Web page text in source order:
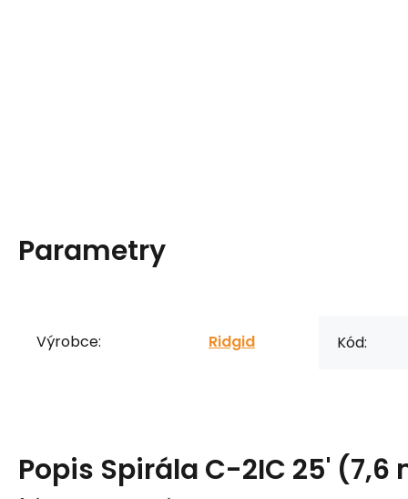
Parametry
Výrobce: Ridgid Kód:
Popis Spirála C-2IC 25'